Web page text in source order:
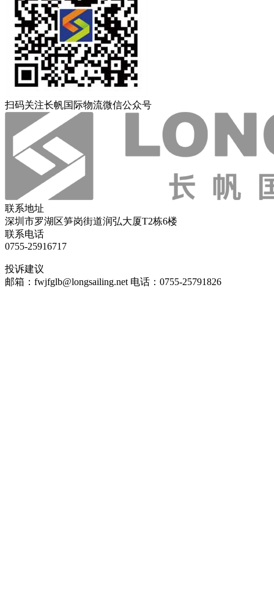
扫码关注长帆国际物流微信公众号
联系地址
深圳市罗湖区笋岗街道润弘大厦T2栋6楼
联系电话
0755-25916717
投诉建议
邮箱：fwjfglb@longsailing.net 电话：0755-25791826